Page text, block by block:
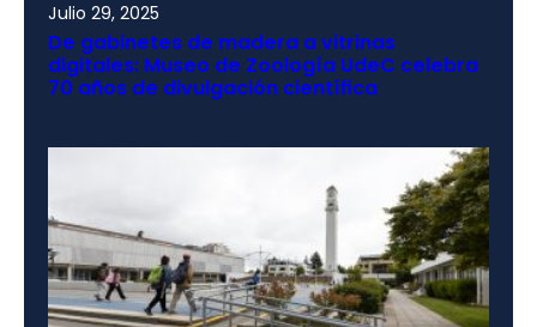
Julio 29, 2025
De gabinetes de madera a vitrinas
digitales: Museo de Zoología UdeC celebra
70 años de divulgación científica